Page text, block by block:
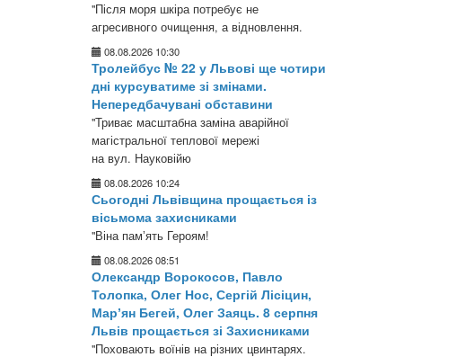
"Після моря шкіра потребує не
агресивного очищення, а відновлення.
08.08.2026 10:30
Тролейбус № 22 у Львові ще чотири
дні курсуватиме зі змінами.
Непередбачувані обставини
"Триває масштабна заміна аварійної
магістральної теплової мережі
на вул. Науковійю
08.08.2026 10:24
Сьогодні Львівщина прощається із
вісьмома захисниками
"Віна памʼять Героям!
08.08.2026 08:51
Олександр Ворокосов, Павло
Толопка, Олег Нос, Сергій Лісіцин,
Марʼян Бегей, Олег Заяць. 8 серпня
Львів прощається зі Захисниками
"Поховають воїнів на різних цвинтарях.